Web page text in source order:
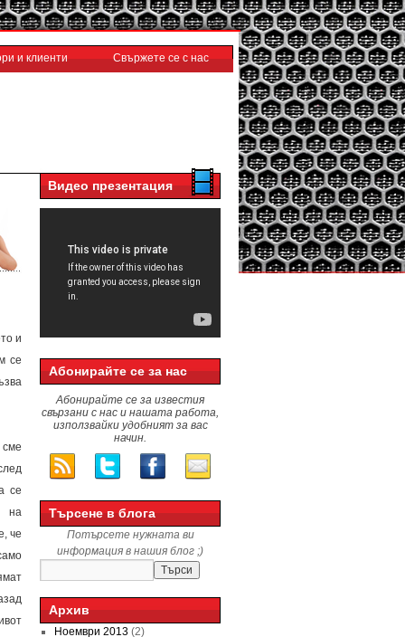
и клиенти Свържете се с нас
и
се
се
на
че
Видео презентация
Абонирайте се за нас
Абонирайте се за известия
свързани с нас и нашата работа,
използвайки удобният за вас
начин.
Търсене в блога
Потърсете нужната ви
информация в нашия блог ;)
Архив
Ноември 2013(2)